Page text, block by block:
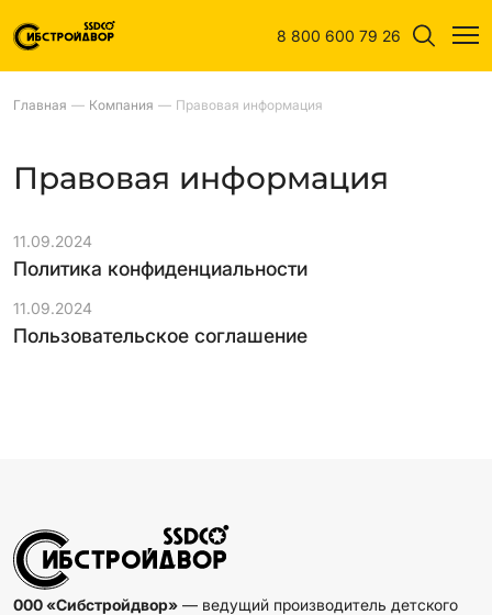
8 800 600 79 26
Главная — Компания — Правовая информация
Правовая информация
11.09.2024
Политика конфиденциальности
11.09.2024
Пользовательское соглашение
000 «Сибстройдвор» — ведущий производитель детского